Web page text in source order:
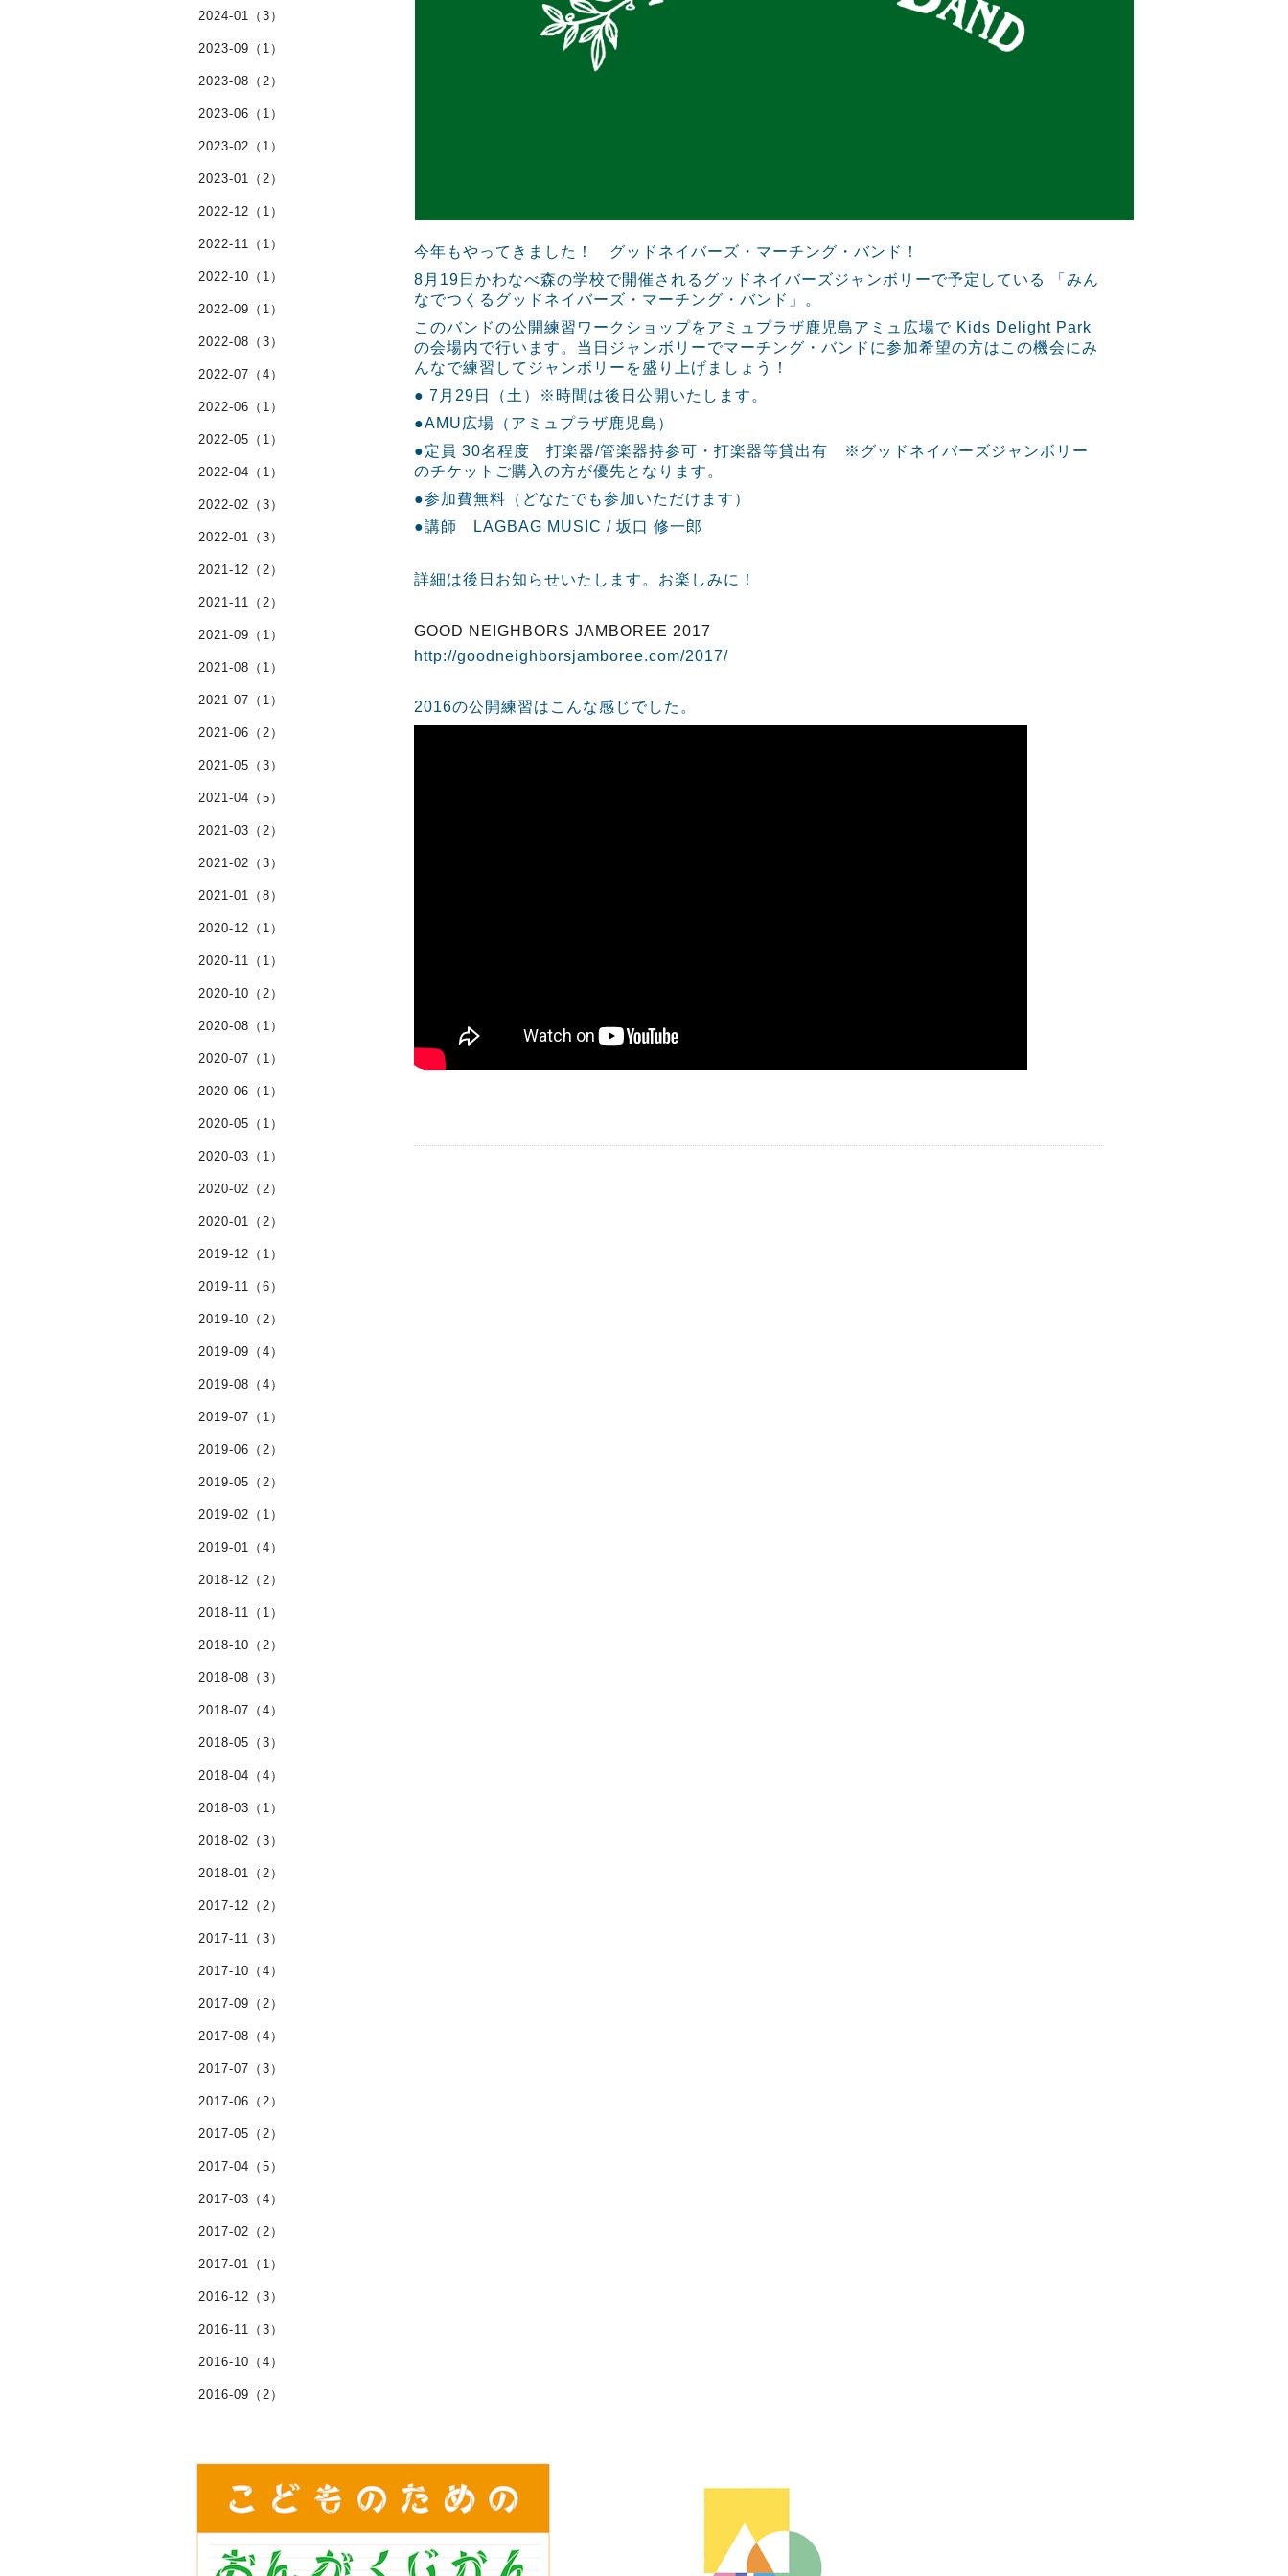
今年もやってきました！ グッドネイバーズ・マーチング・バンド！
8月19日かわなべ森の学校で開催されるグッドネイバーズジャンボリーで予定している 「みん
なでつくるグッドネイバーズ・マーチング・バンド」。
このバンドの公開練習ワークショップをアミュプラザ鹿児島アミュ広場で Kids Delight Park
の会場内で行います。当日ジャンボリーでマーチング・バンドに参加希望の方はこの機会にみ
んなで練習してジャンボリーを盛り上げましょう！
● 7月29日（土）※時間は後日公開いたします。
●AMU広場（アミュプラザ鹿児島）
●定員 30名程度 打楽器/管楽器持参可・打楽器等貸出有 ※グッドネイバーズジャンボリー
のチケットご購入の方が優先となります。
●参加費無料（どなたでも参加いただけます）
●講師 LAGBAG MUSIC / 坂口 修一郎
詳細は後日お知らせいたします。お楽しみに！
GOOD NEIGHBORS JAMBOREE 2017
http://goodneighborsjamboree.com/2017/
2016の公開練習はこんな感じでした。
2024-01（3）
2023-09（1）
2023-08（2）
2023-06（1）
2023-02（1）
2023-01（2）
2022-12（1）
2022-11（1）
2022-10（1）
2022-09（1）
2022-08（3）
2022-07（4）
2022-06（1）
2022-05（1）
2022-04（1）
2022-02（3）
2022-01（3）
2021-12（2）
2021-11（2）
2021-09（1）
2021-08（1）
2021-07（1）
2021-06（2）
2021-05（3）
2021-04（5）
2021-03（2）
2021-02（3）
2021-01（8）
2020-12（1）
2020-11（1）
2020-10（2）
2020-08（1）
2020-07（1）
2020-06（1）
2020-05（1）
2020-03（1）
2020-02（2）
2020-01（2）
2019-12（1）
2019-11（6）
2019-10（2）
2019-09（4）
2019-08（4）
2019-07（1）
2019-06（2）
2019-05（2）
2019-02（1）
2019-01（4）
2018-12（2）
2018-11（1）
2018-10（2）
2018-08（3）
2018-07（4）
2018-05（3）
2018-04（4）
2018-03（1）
2018-02（3）
2018-01（2）
2017-12（2）
2017-11（3）
2017-10（4）
2017-09（2）
2017-08（4）
2017-07（3）
2017-06（2）
2017-05（2）
2017-04（5）
2017-03（4）
2017-02（2）
2017-01（1）
2016-12（3）
2016-11（3）
2016-10（4）
2016-09（2）